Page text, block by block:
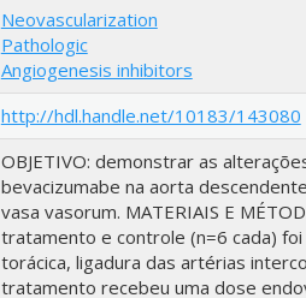
Neovascularization
Pathologic
Angiogenesis inhibitors
http://hdl.handle.net/10183/143080
OBJETIVO: demonstrar as
bevacizumabe na aorta
vasa vasorum. MATERIAIS E
tratamento e controle (n=6 cada)
torácica, ligadura das artérias
tratamento recebeu uma dose